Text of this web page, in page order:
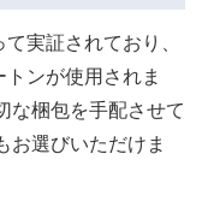
実証されており、
ンが使用されま
な梱包を手配させて
お選びいただけま